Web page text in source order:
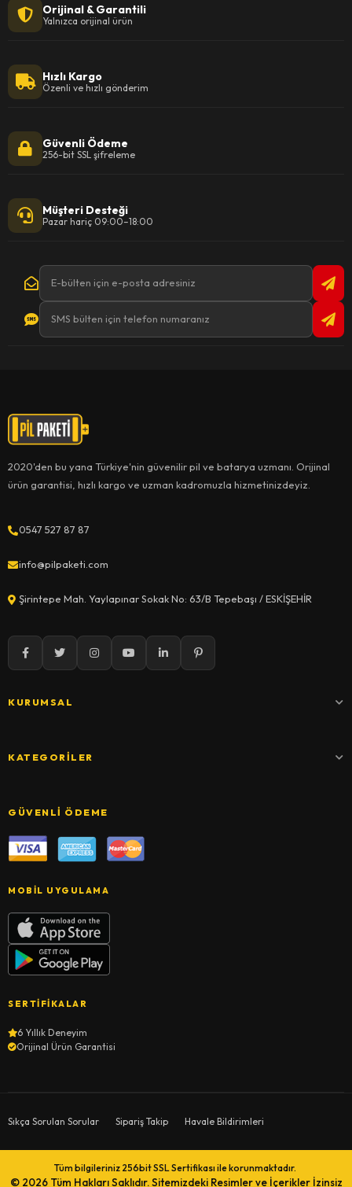
Orijinal & Garantili
Yalnızca orijinal ürün
Hızlı Kargo
Özenli ve hızlı gönderim
Güvenli Ödeme
256-bit SSL şifreleme
Müşteri Desteği
Pazar hariç 09:00–18:00
2020'den bu yana Türkiye'nin güvenilir pil ve batarya uzmanı. Orijinal
ürün garantisi, hızlı kargo ve uzman kadromuzla hizmetinizdeyiz.
0547 527 87 87
info@pilpaketi.com
Şirintepe Mah. Yaylapınar Sokak No: 63/B Tepebaşı / ESKİŞEHİR
KURUMSAL
KATEGORILER
GÜVENLI ÖDEME
MOBIL UYGULAMA
SERTIFIKALAR
6 Yıllık Deneyim
Orijinal Ürün Garantisi
Sıkça Sorulan Sorular Sipariş Takip Havale Bildirimleri
Tüm bilgileriniz 256bit SSL Sertifikası ile korunmaktadır.
© 2026 Tüm Hakları Saklıdır. Sitemizdeki Resimler ve İçerikler İzinsiz